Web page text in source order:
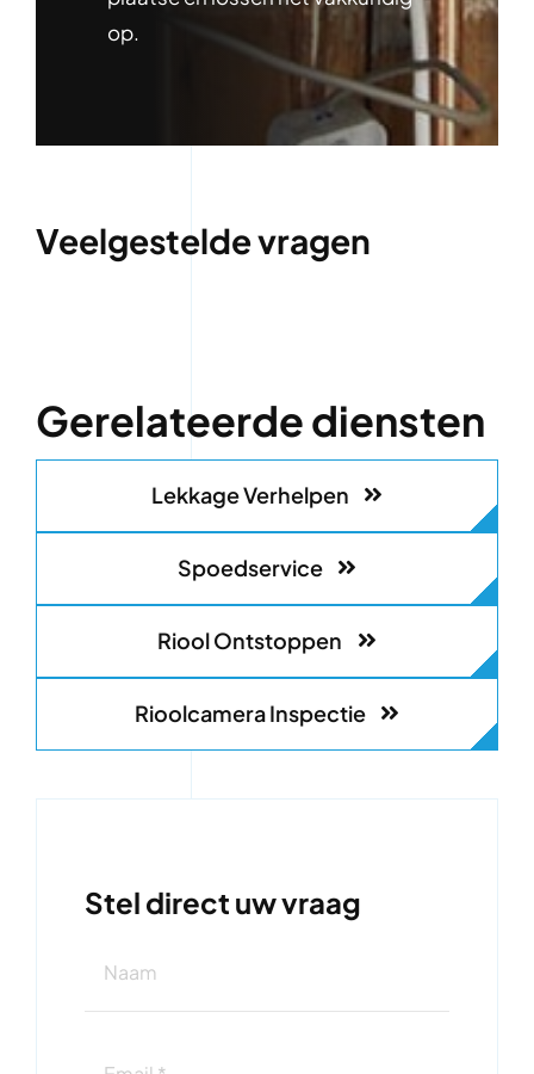
op.
Veelgestelde vragen
Gerelateerde diensten
Lekkage Verhelpen
Spoedservice
Riool Ontstoppen
Rioolcamera Inspectie
Stel direct uw vraag